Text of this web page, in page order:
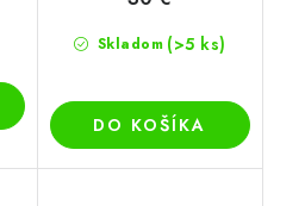
Skladom (>5 ks)
DO KOŠÍKA